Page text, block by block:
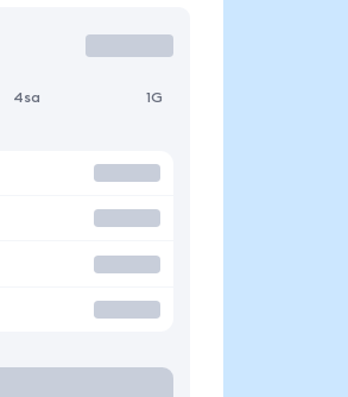
4sa 1G